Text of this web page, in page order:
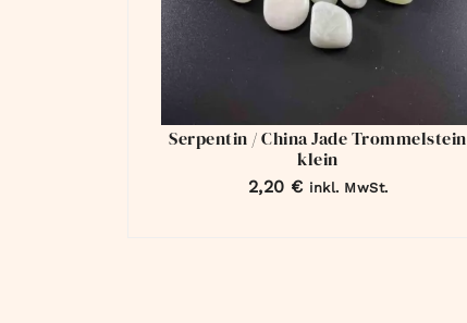
Serpentin / China Jade Trommelstein
klein
2,20 € inkl. MwSt.